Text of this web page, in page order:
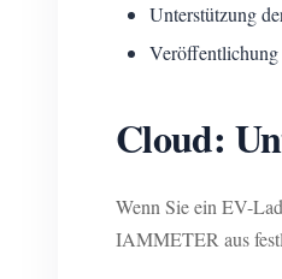
Unterstützung
Cloud:
Wenn Sie ein EV-
IAMMETER aus